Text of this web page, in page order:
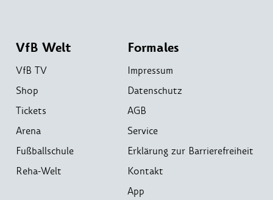
VfB Welt
VfB TV
Shop
Tickets
Arena
Fußballschule
Reha-Welt
Formales
Impressum
Datenschutz
AGB
Service
Erklärung zur Barrierefreiheit
Kontakt
App